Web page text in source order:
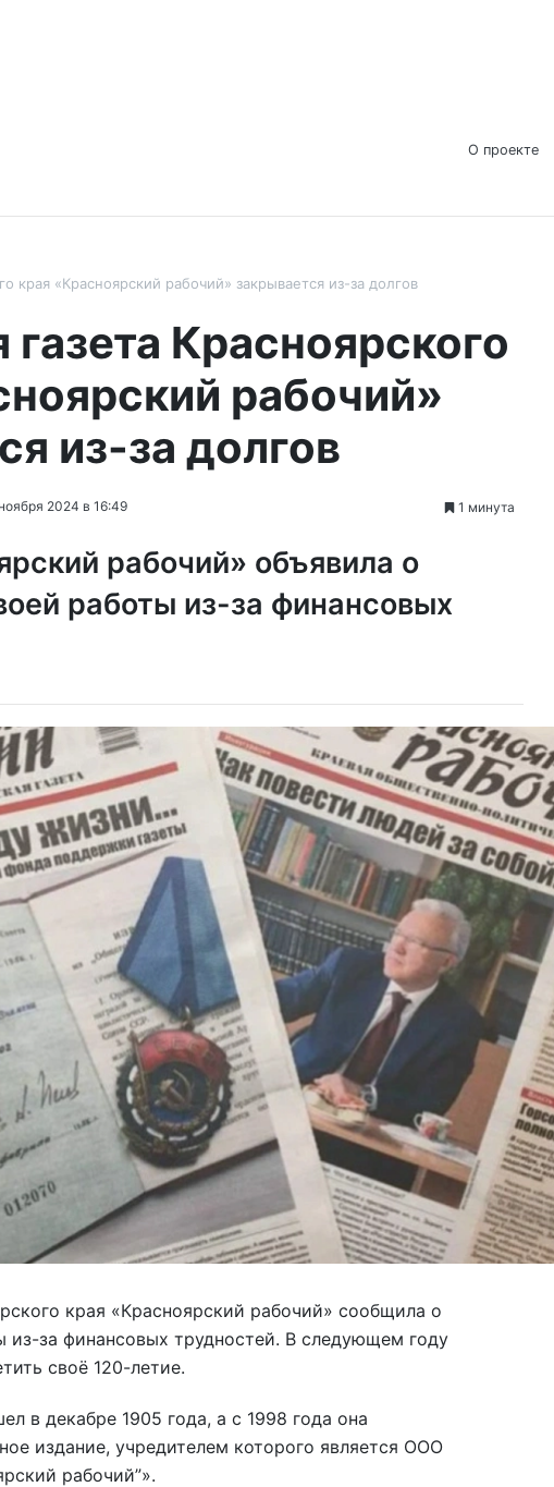
О проекте
края «Красноярский рабочий» закрывается из-за долгов
Красноярского
рабочий»
из-за долгов
2024 в 16:49 1 минута
рабочий» объявила о
работы из-за финансовых
края «Красноярский рабочий» сообщила о
из-за финансовых трудностей. В следующем году
своё 120-летие.
в декабре 1905 года, а с 1998 года она
издание, учредителем которого является ООО
рабочий”».